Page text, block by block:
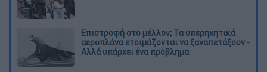
Επιστροφή στο μέλλον; Τα υπερηχητικά
αεροπλάνα ετοιμάζονται να ξαναπετάξουν -
Αλλά υπάρχει ένα πρόβλημα